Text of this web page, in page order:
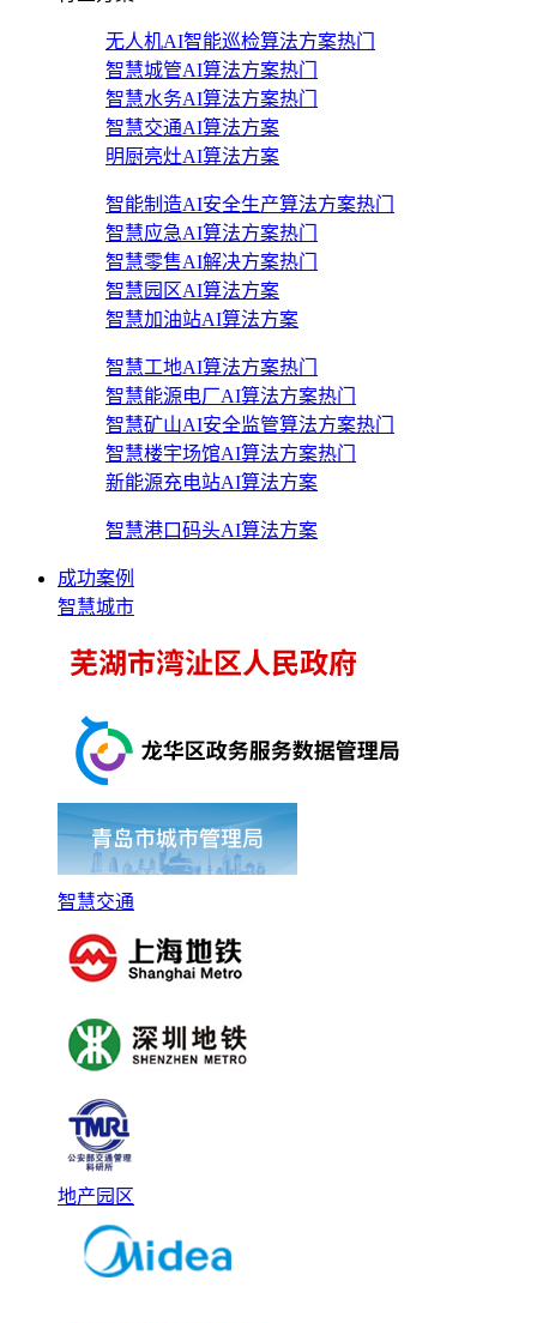
无人机AI智能巡检算法方案热门
智慧城管AI算法方案热门
智慧水务AI算法方案热门
智慧交通AI算法方案
明厨亮灶AI算法方案
智能制造AI安全生产算法方案热门
智慧应急AI算法方案热门
智慧零售AI解决方案热门
智慧园区AI算法方案
智慧加油站AI算法方案
智慧工地AI算法方案热门
智慧能源电厂AI算法方案热门
智慧矿山AI安全监管算法方案热门
智慧楼宇场馆AI算法方案热门
新能源充电站AI算法方案
智慧港口码头AI算法方案
成功案例
智慧城市
智慧交通
地产园区